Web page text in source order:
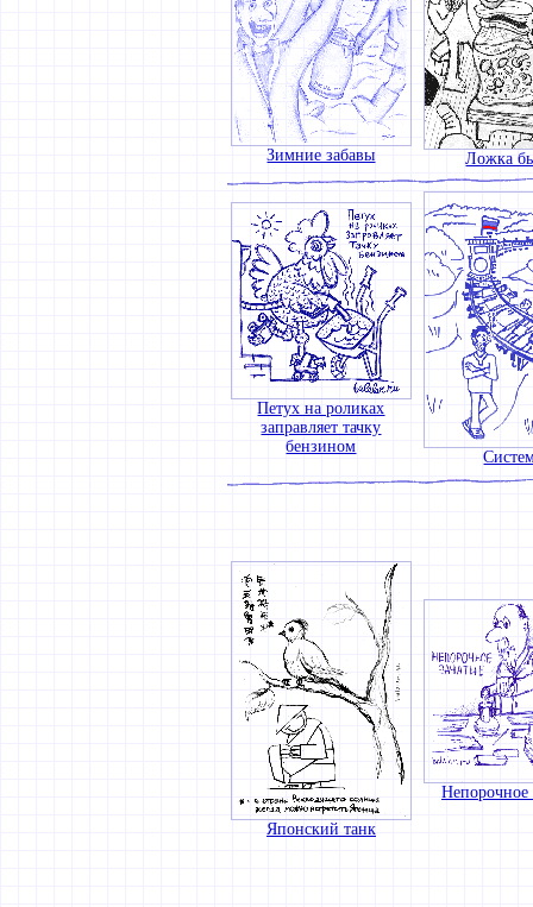
Зимние забавы Ложка
Петух на роликах
заправляет тачку
бензином
Японский танк
Непорочное